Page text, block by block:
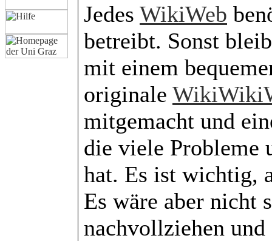
Jedes WikiWeb
betreibt. Sonst
mit einem
originale
mitgemacht und
die viele Probleme
hat. Es ist wichtig,
Es wäre aber nicht
nachvollziehen